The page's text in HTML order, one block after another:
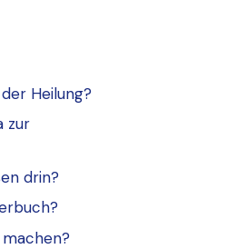
Heilung?
zur
drin?